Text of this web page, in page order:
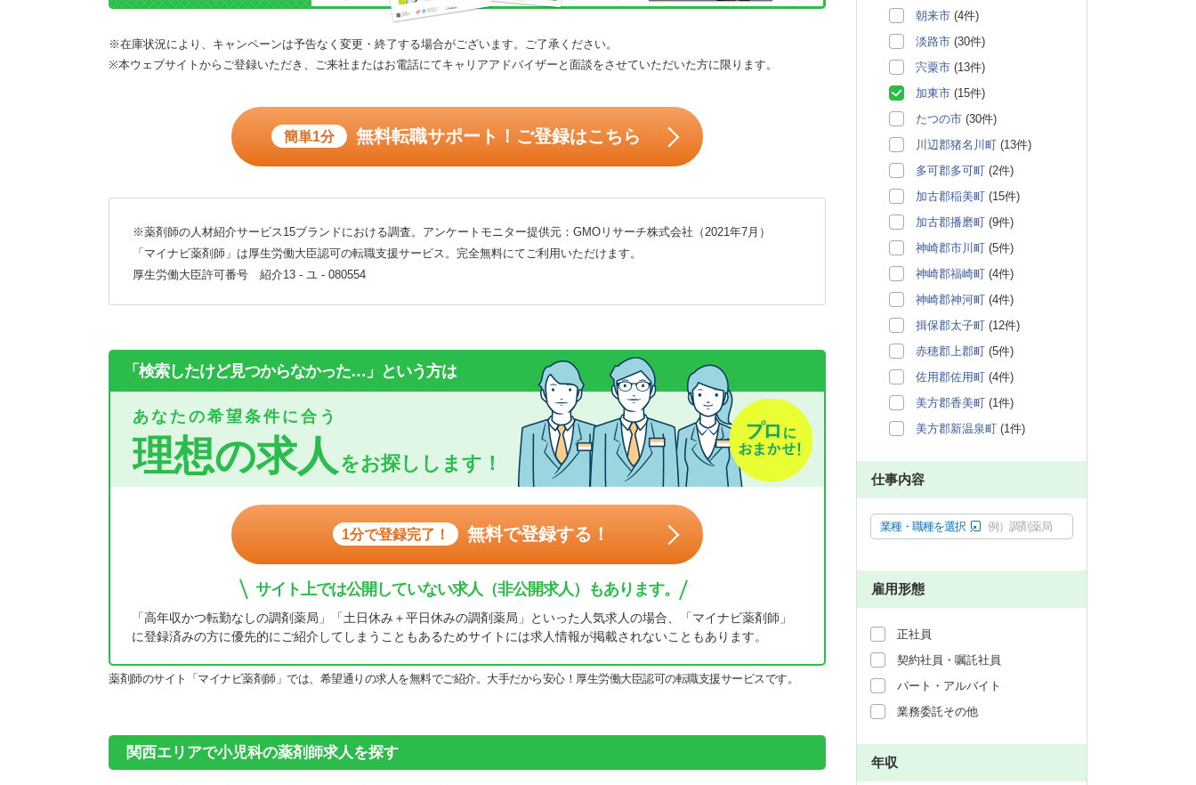
※在庫状況により、キャンペーンは予告なく変更・終了する場合がございます。ご了承ください。
※本ウェブサイトからご登録いただき、ご来社またはお電話にてキャリアアドバイザーと面談をさせていただいた方に限ります。
簡単1分 無料転職サポート！ご登録はこちら
※薬剤師の人材紹介サービス15ブランドにおける調査。アンケートモニター提供元：GMOリサーチ株式会社（2021年7月）
「マイナビ薬剤師」は厚生労働大臣認可の転職支援サービス。完全無料にてご利用いただけます。
厚生労働大臣許可番号 紹介13 - ユ - 080554
「検索したけど見つからなかった…」という方は
あなたの希望条件に合う
理想の求人をお探しします！
1分で登録完了！ 無料で登録する！
サイト上では公開していない求人（非公開求人）もあります。
「高年収かつ転勤なしの調剤薬局」「土日休み＋平日休みの調剤薬局」といった人気求人の場合、「マイナビ薬剤師」
に登録済みの方に優先的にご紹介してしまうこともあるためサイトには求人情報が掲載されないこともあります。
薬剤師のサイト「マイナビ薬剤師」では、希望通りの求人を無料でご紹介。大手だから安心！厚生労働大臣認可の転職支援サービスです。
関西エリアで小児科の薬剤師求人を探す
朝来市 (4件)
淡路市 (30件)
宍粟市 (13件)
加東市 (15件)
たつの市 (30件)
川辺郡猪名川町 (13件)
多可郡多可町 (2件)
加古郡稲美町 (15件)
加古郡播磨町 (9件)
神崎郡市川町 (5件)
神崎郡福崎町 (4件)
神崎郡神河町 (4件)
揖保郡太子町 (12件)
赤穂郡上郡町 (5件)
佐用郡佐用町 (4件)
美方郡香美町 (1件)
美方郡新温泉町 (1件)
仕事内容
業種・職種を選択 例）調剤薬局
雇用形態
正社員
契約社員・嘱託社員
パート・アルバイト
業務委託その他
年収